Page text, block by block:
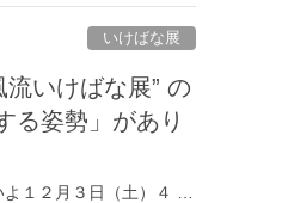
いけばな展
いけばな展” の
る姿勢」があり
１２月３日（土）４ …